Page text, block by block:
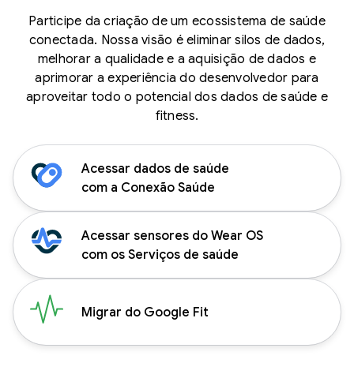
Participe da criação de um ecossistema de saúde
conectada. Nossa visão é eliminar silos de dados,
melhorar a qualidade e a aquisição de dados e
aprimorar a experiência do desenvolvedor para
aproveitar todo o potencial dos dados de saúde e
fitness.
Acessar dados de saúde
com a Conexão Saúde
Acessar sensores do Wear OS
com os Serviços de saúde
Migrar do Google Fit